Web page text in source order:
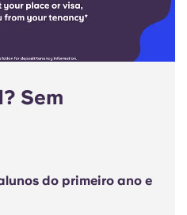
Sem
do primeiro ano e